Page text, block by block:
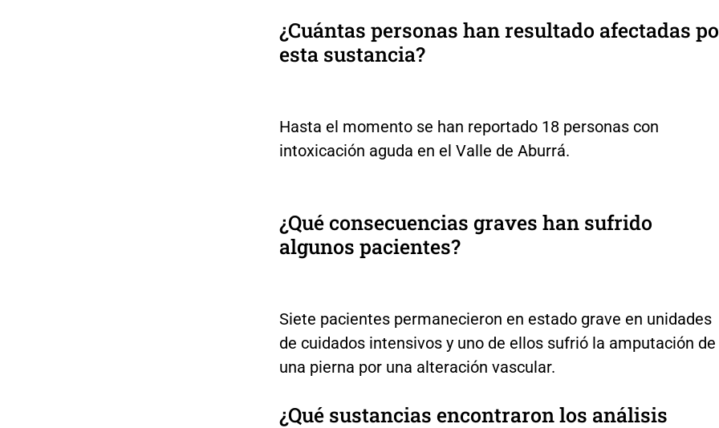
¿Cuántas personas han resultado afectadas
esta sustancia?
Hasta el momento se han reportado 18 personas con
intoxicación aguda en el Valle de Aburrá.
¿Qué consecuencias graves han sufrido
algunos pacientes?
Siete pacientes permanecieron en estado grave en unidades
de cuidados intensivos y uno de ellos sufrió la amputación de
una pierna por una alteración vascular.
¿Qué sustancias encontraron los análisis